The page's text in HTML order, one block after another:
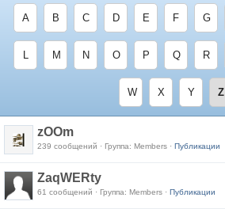
A B C D E F G
L M N O P Q R
W X Y Z
zOOm
239 сообщений · Группа: Members · Публикации
ZaqWERty
61 сообщений · Группа: Members · Публикации